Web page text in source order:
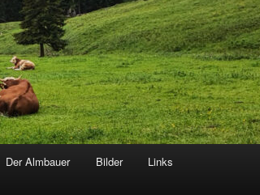
Der Almbauer Bilder Links